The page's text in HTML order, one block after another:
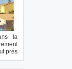
la
prés